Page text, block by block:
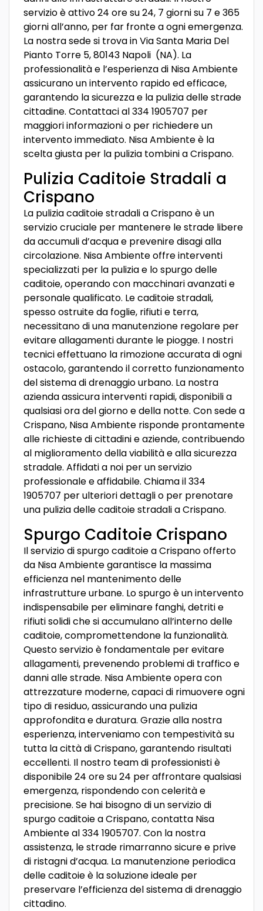
servizio è attivo 24 ore su 24, 7 giorni su 7 e 365
giorni all’anno, per far fronte a ogni emergenza.
La nostra sede si trova in Via Santa Maria Del
Pianto Torre 5, 80143 Napoli (NA). La
professionalità e l’esperienza di Nisa Ambiente
assicurano un intervento rapido ed efficace,
garantendo la sicurezza e la pulizia delle strade
cittadine. Contattaci al 334 1905707 per
maggiori informazioni o per richiedere un
intervento immediato. Nisa Ambiente è la
scelta giusta per la pulizia tombini a Crispano.
Pulizia Caditoie Stradali a
Crispano
La pulizia caditoie stradali a Crispano è un
servizio cruciale per mantenere le strade libere
da accumuli d’acqua e prevenire disagi alla
circolazione. Nisa Ambiente offre interventi
specializzati per la pulizia e lo spurgo delle
caditoie, operando con macchinari avanzati e
personale qualificato. Le caditoie stradali,
spesso ostruite da foglie, rifiuti e terra,
necessitano di una manutenzione regolare per
evitare allagamenti durante le piogge. I nostri
tecnici effettuano la rimozione accurata di ogni
ostacolo, garantendo il corretto funzionamento
del sistema di drenaggio urbano. La nostra
azienda assicura interventi rapidi, disponibili a
qualsiasi ora del giorno e della notte. Con sede a
Crispano, Nisa Ambiente risponde prontamente
alle richieste di cittadini e aziende, contribuendo
al miglioramento della viabilità e alla sicurezza
stradale. Affidati a noi per un servizio
professionale e affidabile. Chiama il 334
1905707 per ulteriori dettagli o per prenotare
una pulizia delle caditoie stradali a Crispano.
Spurgo Caditoie Crispano
Il servizio di spurgo caditoie a Crispano offerto
da Nisa Ambiente garantisce la massima
efficienza nel mantenimento delle
infrastrutture urbane. Lo spurgo è un intervento
indispensabile per eliminare fanghi, detriti e
rifiuti solidi che si accumulano all’interno delle
caditoie, compromettendone la funzionalità.
Questo servizio è fondamentale per evitare
allagamenti, prevenendo problemi di traffico e
danni alle strade. Nisa Ambiente opera con
attrezzature moderne, capaci di rimuovere ogni
tipo di residuo, assicurando una pulizia
approfondita e duratura. Grazie alla nostra
esperienza, interveniamo con tempestività su
tutta la città di Crispano, garantendo risultati
eccellenti. Il nostro team di professionisti è
disponibile 24 ore su 24 per affrontare qualsiasi
emergenza, rispondendo con celerità e
precisione. Se hai bisogno di un servizio di
spurgo caditoie a Crispano, contatta Nisa
Ambiente al 334 1905707. Con la nostra
assistenza, le strade rimarranno sicure e prive
di ristagni d’acqua. La manutenzione periodica
delle caditoie è la soluzione ideale per
preservare l’efficienza del sistema di drenaggio
cittadino.